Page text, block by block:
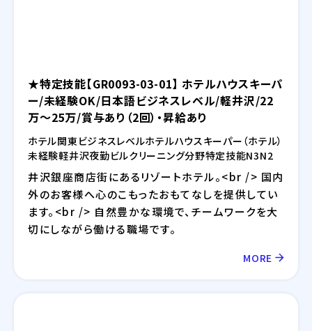
★特定技能【GR0093-03-01】 ホテルハウスキーパ
ー/未経験OK/日本語ビジネスレベル/軽井沢/22
万～25万/賞与あり（2回）・昇給あり
ホテル関東 ビジネスレベルホテルハウスキーパー（ホテル）
未経験軽井沢夜勤ビルクリーニング分野特定技能N3N2
井沢銀座商店街にあるリゾートホテル。<br /> 国内
外のお客様へ心のこもったおもてなしを提供してい
ます。<br /> 自然豊かな環境で、チームワークを大
切にしながら働ける職場です。
MORE